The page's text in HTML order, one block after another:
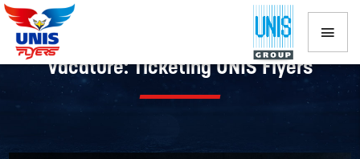
Vacature: Ticketing UNIS Flyers